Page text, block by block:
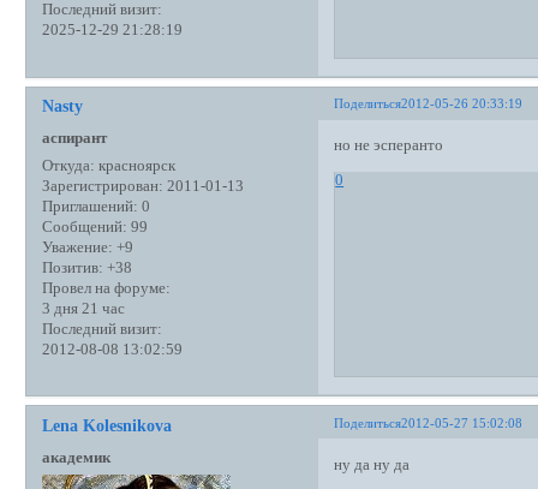
Последний визит:
2025-12-29 21:28:19
Поделиться2012-05-26 20:33:19
Nasty
аспирант
Откуда: красноярск
Зарегистрирован: 2011-01-13
Приглашений: 0
Сообщений: 99
Уважение: +9
Позитив: +38
Провел на форуме:
3 дня 21 час
Последний визит:
2012-08-08 13:02:59
но не эсперанто
0
Поделиться2012-05-27 15:02:08
Lena Kolesnikova
академик ну да ну да